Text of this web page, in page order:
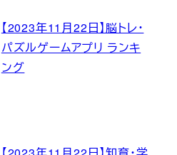
【2023年11月22日】脳トレ・
パズルゲームアプリ ランキ
ング